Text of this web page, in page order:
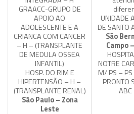
GRAACC-GRUPO DE
APOIO AO
ADOLESCENTE E A
CRIANCA COM CANCER
– H – (TRANSPLANTE
DE MEDULA OSSEA
INFANTIL)
HOSP. DO RIM E
HIPERTENSÃO – H –
(TRANSPLANTE RENAL)
São Paulo – Zona
Leste
UNIDADE
DE SANTO
São
Campo
NOTRE
M/ PS –
PRONTO
ABC